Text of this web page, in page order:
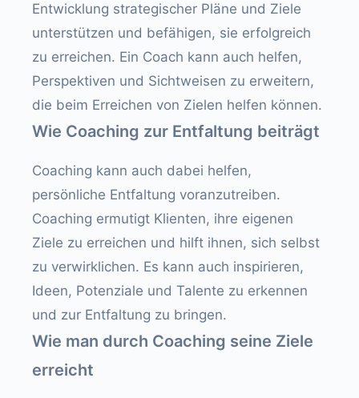
Entwicklung strategischer Pläne und Ziele
unterstützen und befähigen, sie erfolgreich
zu erreichen. Ein Coach kann auch helfen,
Perspektiven und Sichtweisen zu erweitern,
die beim Erreichen von Zielen helfen können.
Wie Coaching zur Entfaltung beiträgt
Coaching kann auch dabei helfen,
persönliche Entfaltung voranzutreiben.
Coaching ermutigt Klienten, ihre eigenen
Ziele zu erreichen und hilft ihnen, sich selbst
zu verwirklichen. Es kann auch inspirieren,
Ideen, Potenziale und Talente zu erkennen
und zur Entfaltung zu bringen.
Wie man durch Coaching seine Ziele
erreicht